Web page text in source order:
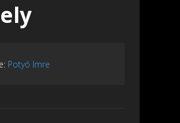
Potyó Imre